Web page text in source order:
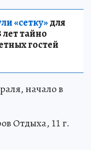
«сетку»для
тайно
гостей
начало в
Отдыха, 11 г.